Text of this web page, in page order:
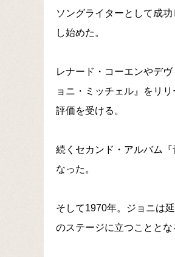
ソングライターとして成
し始めた。
レナード・コーエンやデ
ョニ・ミッチェル』をリ
評価を受ける。
続くセカンド・アルバム
なった。
そして1970年。ジョニは
のステージに立つこととな